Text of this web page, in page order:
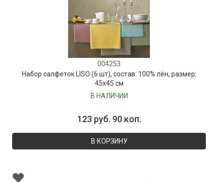
004253
Набор салфеток LISO (6 шт), состав: 100% лён, размер:
45х45 см
В НАЛИЧИИ
123 руб. 90 коп.
В КОРЗИНУ